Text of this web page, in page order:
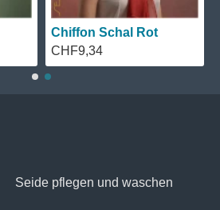
Chiffon Schal Rot
CHF9,34
Seide pflegen und waschen